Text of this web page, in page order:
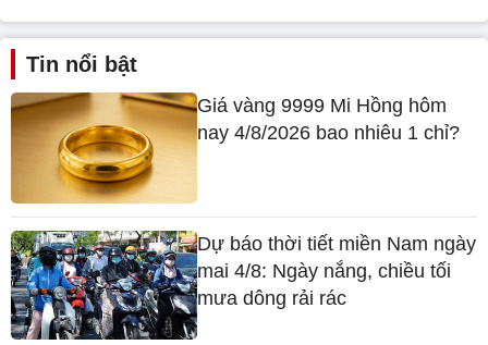
Tin nổi bật
Giá vàng 9999 Mi Hồng hôm
nay 4/8/2026 bao nhiêu 1 chỉ?
Dự báo thời tiết miền Nam ngày
mai 4/8: Ngày nắng, chiều tối
mưa dông rải rác